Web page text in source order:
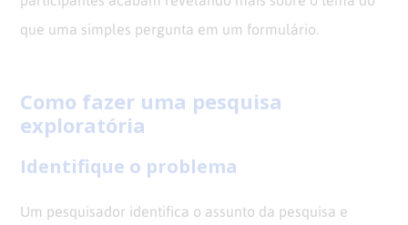
que uma simples pergunta em um formulário.
Como fazer uma pesquisa
exploratória
Identifique o problema
Um pesquisador identifica o assunto da pesquisa e